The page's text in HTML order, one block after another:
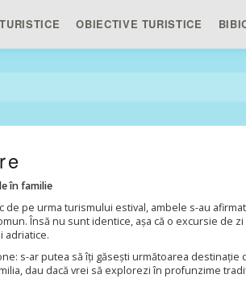
OBIECTIVE TURISTICE
în familie
pe urma turismului estival, ambele s-au
Însă nu sunt identice, așa că o excursie de
adriatice.
s-ar putea să îți găsești următoarea destinație
dau dacă vrei să explorezi în profunzime